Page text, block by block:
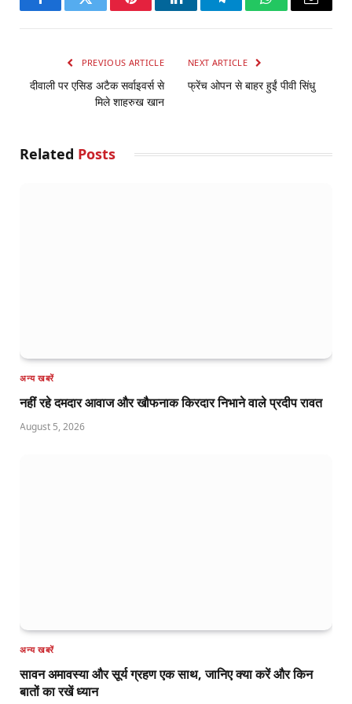
FacebookTwitter PinterestLinkedInTelegramWhatsApp
Email
PREVIOUS ARTICLE
दीवाली पर एसिड अटैक सर्वाइवर्स से
मिले शाहरुख खान
NEXT ARTICLE
फ्रेंच ओपन से बाहर हुईं पीवी सिंधु
Related Posts
अन्य खबरें
नहीं रहे दमदार आवाज और खौफनाक किरदार निभाने वाले प्रदीप रावत
August 5, 2026
अन्य खबरें
सावन अमावस्या और सूर्य ग्रहण एक साथ, जानिए क्या करें और किन
बातों का रखें ध्यान